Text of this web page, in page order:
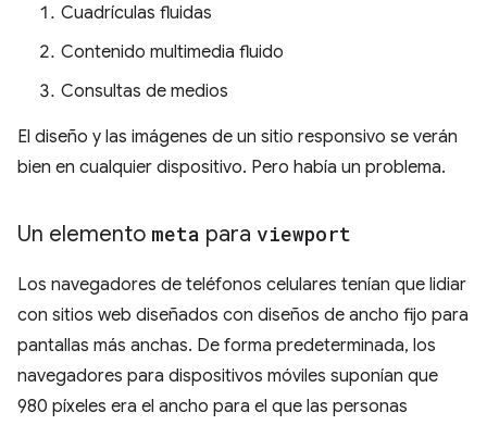
Cuadrículas fluidas
Contenido multimedia fluido
Consultas de medios
El diseño y las imágenes de un sitio responsivo se verán
bien en cualquier dispositivo. Pero había un problema.
Un elemento meta para viewport
Los navegadores de teléfonos celulares tenían que lidiar
con sitios web diseñados con diseños de ancho fijo para
pantallas más anchas. De forma predeterminada, los
navegadores para dispositivos móviles suponían que
980 píxeles era el ancho para el que las personas